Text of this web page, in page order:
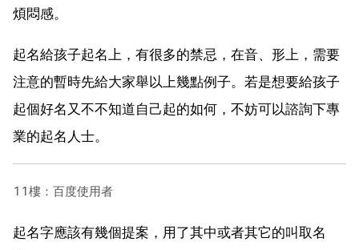
煩悶感。
起名給孩子起名上，有很多的禁忌，在音、形上，需要
注意的暫時先給大家舉以上幾點例子。若是想要給孩子
起個好名又不不知道自己起的如何，不妨可以諮詢下專
業的起名人士。
11樓：百度使用者
起名字應該有幾個提案，用了其中或者其它的叫取名